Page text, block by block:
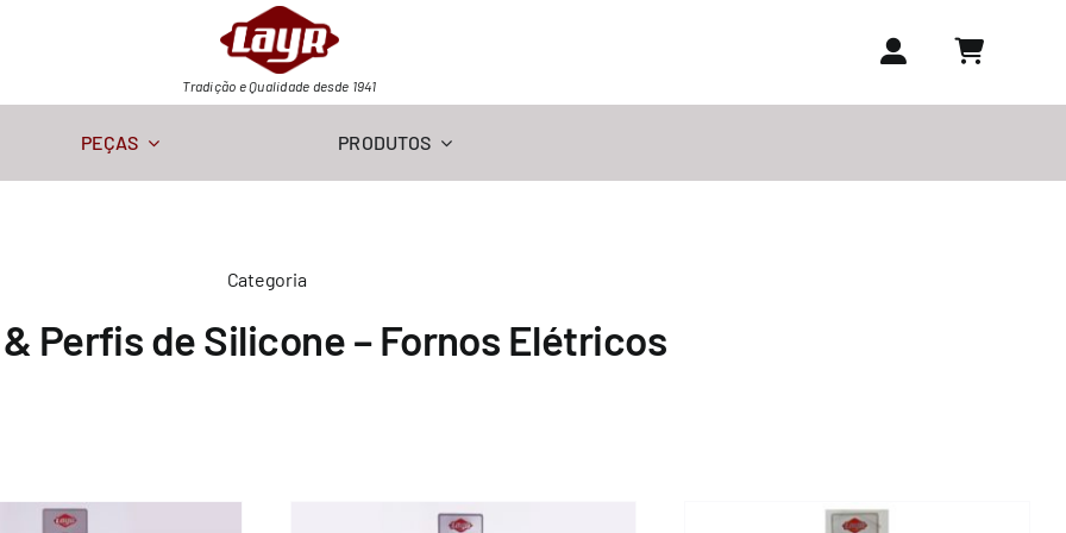
Tradição e Qualidade desde 1941
PEÇAS PRODUTOS
Categoria
Perfis de Silicone – Fornos Elétricos